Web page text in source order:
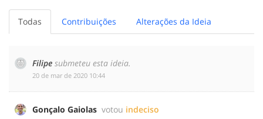
Todas Contribuições Alterações da Ideia
Filipe submeteu esta ideia.
‎20 de mar de 2020 10:44
Gonçalo Gaiolas votou indeciso